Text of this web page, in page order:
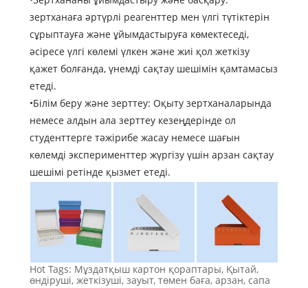
зертханаға әртүрлі реагенттер мен үлгі түтіктерін
сұрыптауға және ұйымдастыруға көмектеседі,
әсіресе үлгі көлемі үлкен және жиі қол жеткізу
қажет болғанда, үнемді сақтау шешімін қамтамасыз
етеді.
•Білім беру және зерттеу: Оқыту зертханаларында
немесе алдын ала зерттеу кезеңдерінде ол
студенттерге тәжірибе жасау немесе шағын
көлемді эксперименттер жүргізу үшін арзан сақтау
шешімі ретінде қызмет етеді.
Hot Tags: Мұздатқыш картон қораптары, Қытай,
өндіруші, жеткізуші, зауыт, төмен баға, арзан, сапа